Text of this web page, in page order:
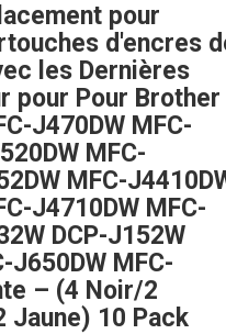
pour
d'encres
les Dernières
pour Pour Brother
J470DW MFC-
MFC-
MFC-
J4710DW MFC-
DCP-J152W
J650DW MFC-
– (4 Noir/2
Jaune) 10 Pack